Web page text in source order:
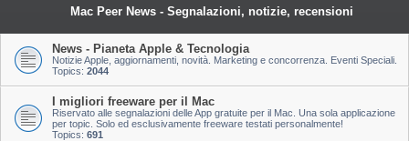
Mac Peer News - Segnalazioni, notizie, recensioni
News - Pianeta Apple & Tecnologia
Notizie Apple, aggiornamenti, novità. Marketing e concorrenza. Eventi Speciali.
Topics: 2044
I migliori freeware per il Mac
Riservato alle segnalazioni delle App gratuite per il Mac. Una sola applicazione
per topic. Solo ed esclusivamente freeware testati personalmente!
Topics: 691